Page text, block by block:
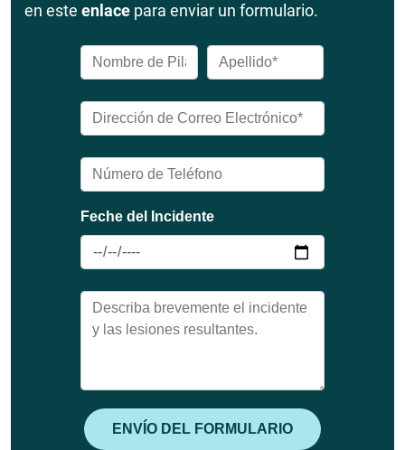
en este enlace para enviar un formulario.